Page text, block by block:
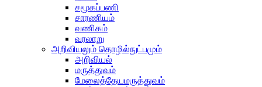
சமூகப்பணி
சாரணியம்
வணிகம்
வரலாறு
அறிவியலும் தொழில்நுட்பமும்
அறிவியல்
மருத்துவம்
மேலைத்தேயமருத்துவம்